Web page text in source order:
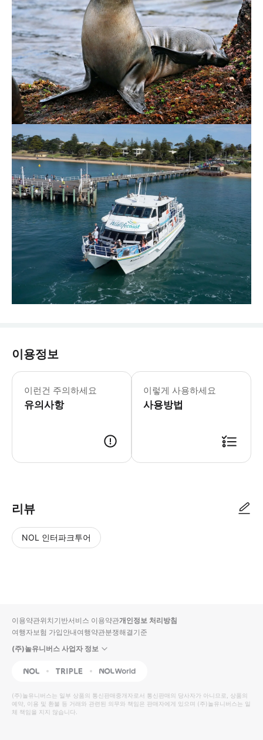
이용정보
이런건 주의하세요
유의사항
이렇게 사용하세요
사용방법
리뷰
NOL 인터파크투어
입니
다.
높
은
순
동
영
상
순
상
이용약관위치기반서비스 이용약관개인정보 처리방침
여행자보험 가입안내여행약관분쟁해결기준
(주)놀유니버스 사업자 정보
NOL Triple Interpark Global
(주)놀유니버스는 일부 상품의 통신판매중개자로서 통신판매의 당사자가 아니므로, 상품의
예약, 이용 및 환불 등 거래와 관련된 의무와 책임은 판매자에게 있으며 (주)놀유니버스는 일
체 책임을 지지 않습니다.